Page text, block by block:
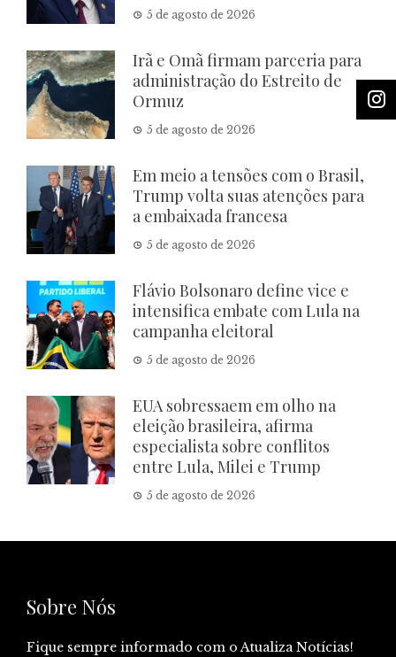
5 de agosto de 2026
Irã e Omã firmam parceria para
administração do Estreito de
Ormuz
5 de agosto de 2026
Em meio a tensões com o Brasil,
Trump volta suas atenções para
a embaixada francesa
5 de agosto de 2026
Flávio Bolsonaro define vice e
intensifica embate com Lula na
campanha eleitoral
5 de agosto de 2026
EUA sobressaem em olho na
eleição brasileira, afirma
especialista sobre conflitos
entre Lula, Milei e Trump
5 de agosto de 2026
Sobre Nós
Fique sempre informado com o Atualiza Notícias!